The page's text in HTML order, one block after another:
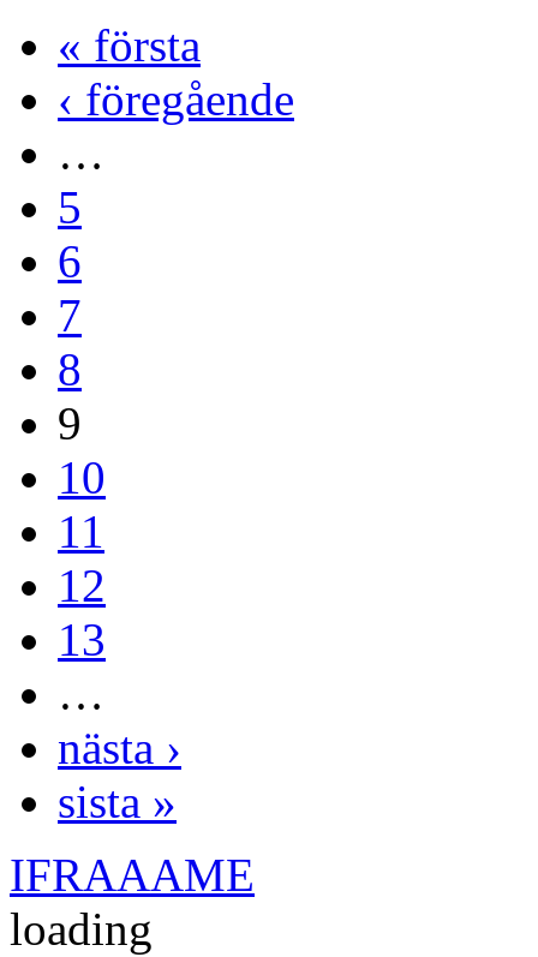
« första
‹ föregående
…
5
6
7
8
9
10
11
12
13
…
nästa ›
sista »
IFRAAAME
loading